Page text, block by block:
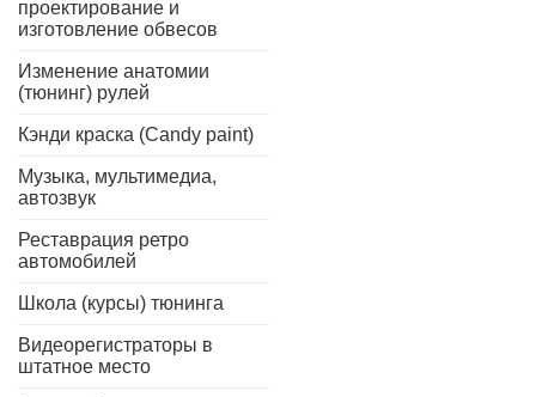
проектирование и
изготовление обвесов
Изменение анатомии
(тюнинг) рулей
Кэнди краска (Candy paint)
Музыка, мультимедиа,
автозвук
Реставрация ретро
автомобилей
Школа (курсы) тюнинга
Видеорегистраторы в
штатное место